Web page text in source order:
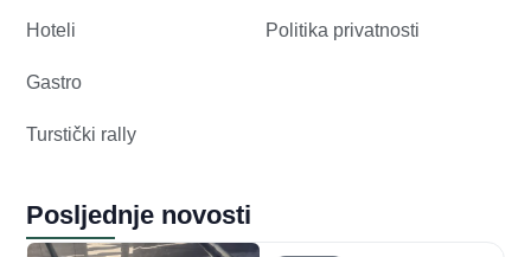
Hoteli
Gastro
Turstički rally
Politika privatnosti
Posljednje novosti